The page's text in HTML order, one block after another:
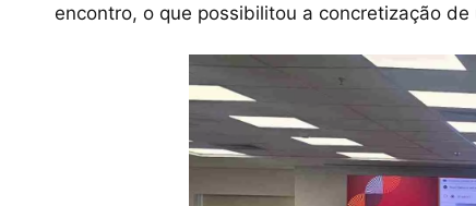
encontro, o que possibilitou a concretização